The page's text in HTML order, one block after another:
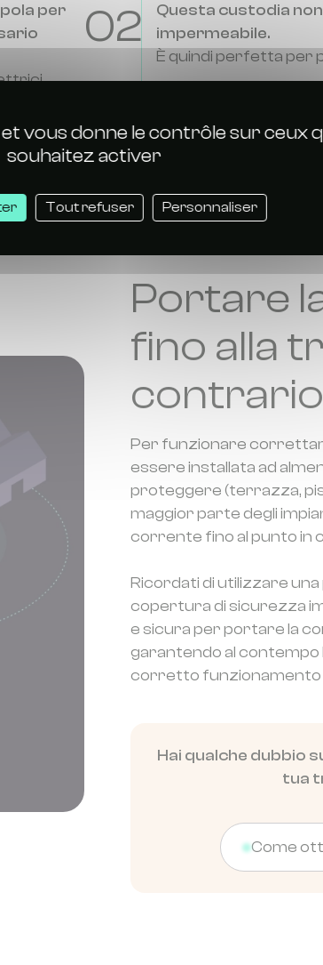
vous donne le contrôle sur ceux
souhaitez activer
Tout refuser Personnaliser
per
02
Questa custodia
impermeabile.
È quindi perfetta per
Portare
fino alla
Per funzionare
essere installata ad
proteggere (terrazza,
maggior parte degli
corrente fino al punto in
Ricordati di utilizzare
copertura di sicurezza
e sicura per portare la
garantendo al contempo
corretto funzionamento
Hai qualche dubbio
tua
Come